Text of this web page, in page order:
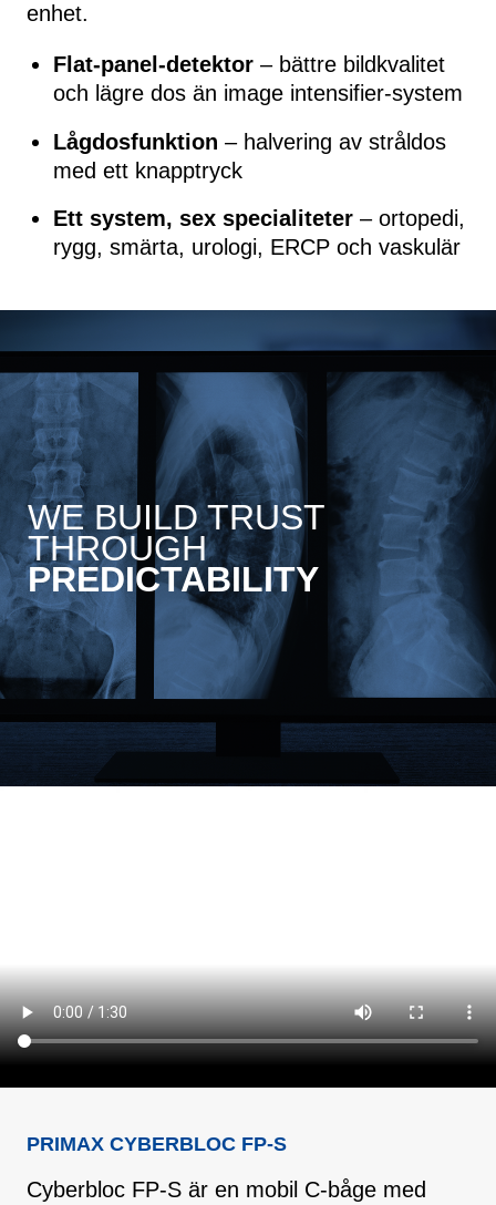
enhet.
Flat-panel-detektor – bättre bildkvalitet
och lägre dos än image intensifier-system
Lågdosfunktion – halvering av stråldos
med ett knapptryck
Ett system, sex specialiteter – ortopedi,
rygg, smärta, urologi, ERCP och vaskulär
WE BUILD TRUST
THROUGH
PREDICTABILITY
PRIMAX CYBERBLOC FP-S
Cyberbloc FP-S är en mobil C-båge med